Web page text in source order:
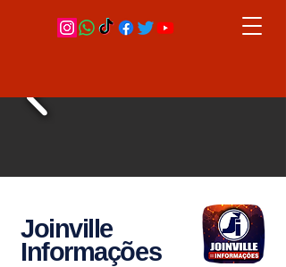
Joinville
Informações